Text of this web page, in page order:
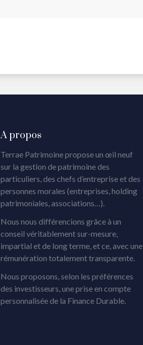
A propos
Terrae Patrimoine propose un œil neuf
sur la gestion de patrimoine des
particuliers, des chefs d’entreprise et des
personnes morales (entreprises, holding
patrimoniales, associations…).
Nous nous différencions grâce à un
conseil véritablement sur-mesure,
impartial et de long terme, et ce, avec une
rémunération totalement transparente.
Nous proposons, selon les préférences
des investisseurs, une prise en compte
personnalisée de la Finance Durable.